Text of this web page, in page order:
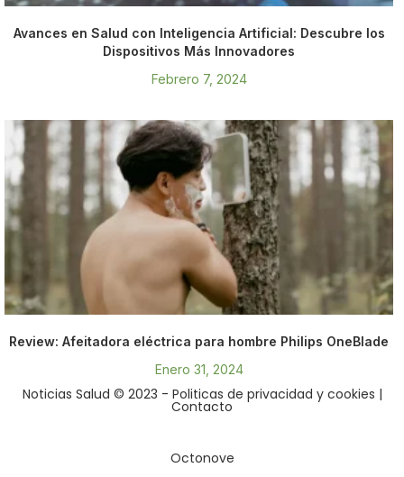
Avances en Salud con Inteligencia Artificial: Descubre los
Dispositivos Más Innovadores
Febrero 7, 2024
Review: Afeitadora eléctrica para hombre Philips OneBlade
Enero 31, 2024
Noticias Salud © 2023 - Politicas de privacidad y cookies |
Contacto
Octonove